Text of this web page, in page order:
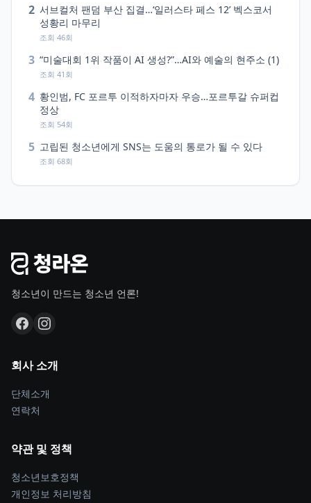
2 서브컬처 팬덤 부산 집결…‘일러스타 페스 12’ 벡스코서
성황리 마무리
조회 46회
3 “미술대회 1위 작품이 AI 생성?”…AI와 예술의 현주소 (1)
조회 41회
4 황인범, FC 포르투 이적하자마자 우승…포르투갈 슈퍼컵
정상
조회 54회
5 고립된 청소년에게 SNS는 도움의 통로가 될 수 있다
조회 68회
청소년이 만드는 청소년 언론!
회사 소개
단체소개
연락처
약관 및 정책
청소년보호정책
개인정보 처리방침